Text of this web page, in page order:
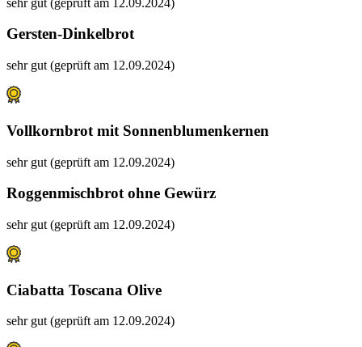
Gersten-Dinkelbrot
sehr gut (geprüft am 12.09.2024)
Vollkornbrot mit Sonnenblumenkernen
sehr gut (geprüft am 12.09.2024)
Roggenmischbrot ohne Gewürz
sehr gut (geprüft am 12.09.2024)
Ciabatta Toscana Olive
sehr gut (geprüft am 12.09.2024)